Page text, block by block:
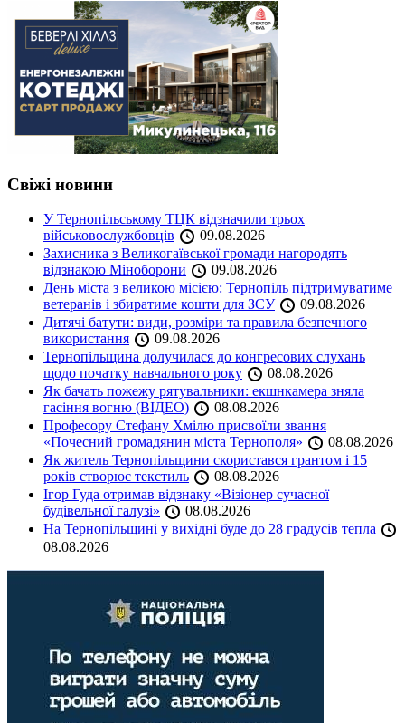
Свіжі новини
У Тернопільському ТЦК відзначили трьох
військовослужбовців
09.08.2026
Захисника з Великогаївської громади нагородять
відзнакою Міноборони
09.08.2026
День міста з великою місією: Тернопіль підтримуватиме
ветеранів і збиратиме кошти для ЗСУ
09.08.2026
Дитячі батути: види, розміри та правила безпечного
використання
09.08.2026
Тернопільщина долучилася до конгресових слухань
щодо початку навчального року
08.08.2026
Як бачать пожежу рятувальники: екшнкамера зняла
гасіння вогню (ВІДЕО)
08.08.2026
Професору Стефану Хмілю присвоїли звання
«Почесний громадянин міста Тернополя»
08.08.2026
Як житель Тернопільщини скористався грантом і 15
років створює текстиль
08.08.2026
Ігор Гуда отримав відзнаку «Візіонер сучасної
будівельної галузі»
08.08.2026
На Тернопільщині у вихідні буде до 28 градусів тепла
08.08.2026